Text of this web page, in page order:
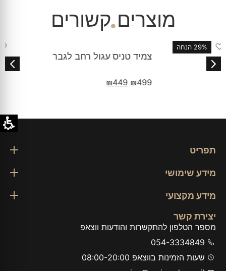
מוצרים קשורים
צמיד טניס עגול רחב לגבר
תפריט
מידע שימושי
מידע מקצועי
יצירת קשר
מספר הטלפון להתקשרות והודעות ווצאפ
054-3334849
שעות הזמינות בווצאפ 08:00-20:00